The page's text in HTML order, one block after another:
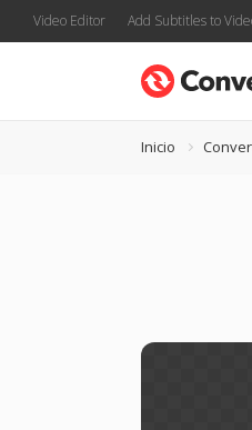
Video Editor Add Subtitles to
Inicio